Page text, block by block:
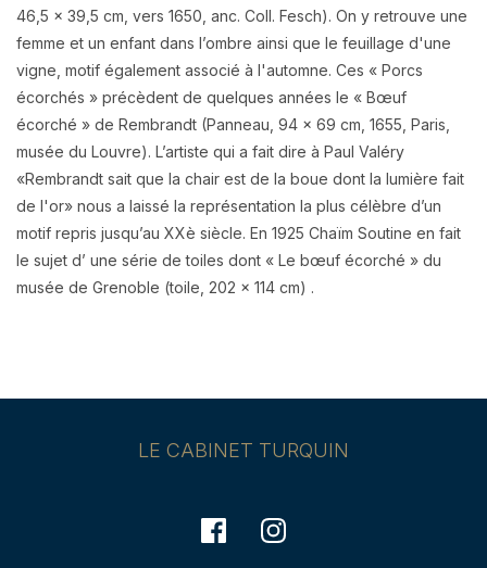
46,5 x 39,5 cm, vers 1650, anc. Coll. Fesch). On y retrouve une
femme et un enfant dans l’ombre ainsi que le feuillage d'une
vigne, motif également associé à l'automne. Ces « Porcs
écorchés » précèdent de quelques années le « Bœuf
écorché » de Rembrandt (Panneau, 94 x 69 cm, 1655, Paris,
musée du Louvre). L’artiste qui a fait dire à Paul Valéry
«Rembrandt sait que la chair est de la boue dont la lumière fait
de l'or» nous a laissé la représentation la plus célèbre d’un
motif repris jusqu’au XXè siècle. En 1925 Chaïm Soutine en fait
le sujet d’ une série de toiles dont « Le bœuf écorché » du
musée de Grenoble (toile, 202 x 114 cm) .
LE CABINET TURQUIN